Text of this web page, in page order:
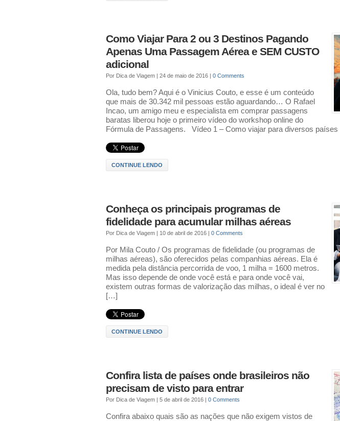
Como Viajar Para 2 ou 3 Destinos Pagando
Apenas Uma Passagem Aérea e SEM CUSTO
adicional
Por Dica de Viagem | 24 de maio de 2016 | 0 Comments
Ola, tudo bem? Aqui é o Vinicius Couto, e esse é um conteúdo
que mais de 30.342 mil pessoas estão aguardando… O Rafael
Incao, um amigo meu e especialista em comprar passagens
baratas liberou hoje o primeiro vídeo do workshop online do
Fórmula de Passagens. Vídeo 1 – Como viajar para diversos
CONTINUE LENDO
Conheça os principais programas de
fidelidade para acumular milhas aéreas
Por Dica de Viagem | 10 de abril de 2016 | 0 Comments
Por Mila Couto / Os programas de fidelidade (ou programas de
milhas aéreas), são oferecidos pelas companhias aéreas. Ela é
medida pela distância percorrida de voo, 1 milha = 1600 metros.
Mas isso depende de onde você está e para onde você vai,
existem outras formas de valorização das milhas, o ideal é ver no
[…]
CONTINUE LENDO
Confira lista de países onde brasileiros não
precisam de visto para entrar
Por Dica de Viagem | 5 de abril de 2016 | 0 Comments
Confira abaixo quais são as nações que não exigem vistos de